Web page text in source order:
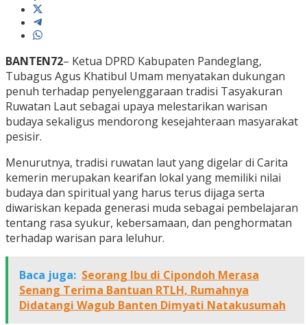
BANTEN72– Ketua DPRD Kabupaten Pandeglang,
Tubagus Agus Khatibul Umam menyatakan dukungan
penuh terhadap penyelenggaraan tradisi Tasyakuran
Ruwatan Laut sebagai upaya melestarikan warisan
budaya sekaligus mendorong kesejahteraan masyarakat
pesisir.
Menurutnya, tradisi ruwatan laut yang digelar di Carita
kemerin merupakan kearifan lokal yang memiliki nilai
budaya dan spiritual yang harus terus dijaga serta
diwariskan kepada generasi muda sebagai pembelajaran
tentang rasa syukur, kebersamaan, dan penghormatan
terhadap warisan para leluhur.
Baca juga: Seorang Ibu di Cipondoh Merasa
Senang Terima Bantuan RTLH, Rumahnya
Didatangi Wagub Banten Dimyati Natakusumah